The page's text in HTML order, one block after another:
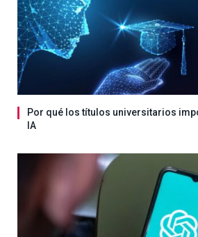
Por qué los títulos universitarios
IA